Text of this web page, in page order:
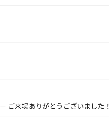
ご来場ありがとうございました！